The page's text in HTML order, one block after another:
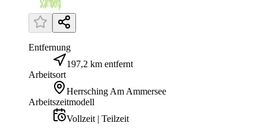
Entfernung
197,2 km entfernt
Arbeitsort
Herrsching Am Ammersee
Arbeitszeitmodell
Vollzeit | Teilzeit